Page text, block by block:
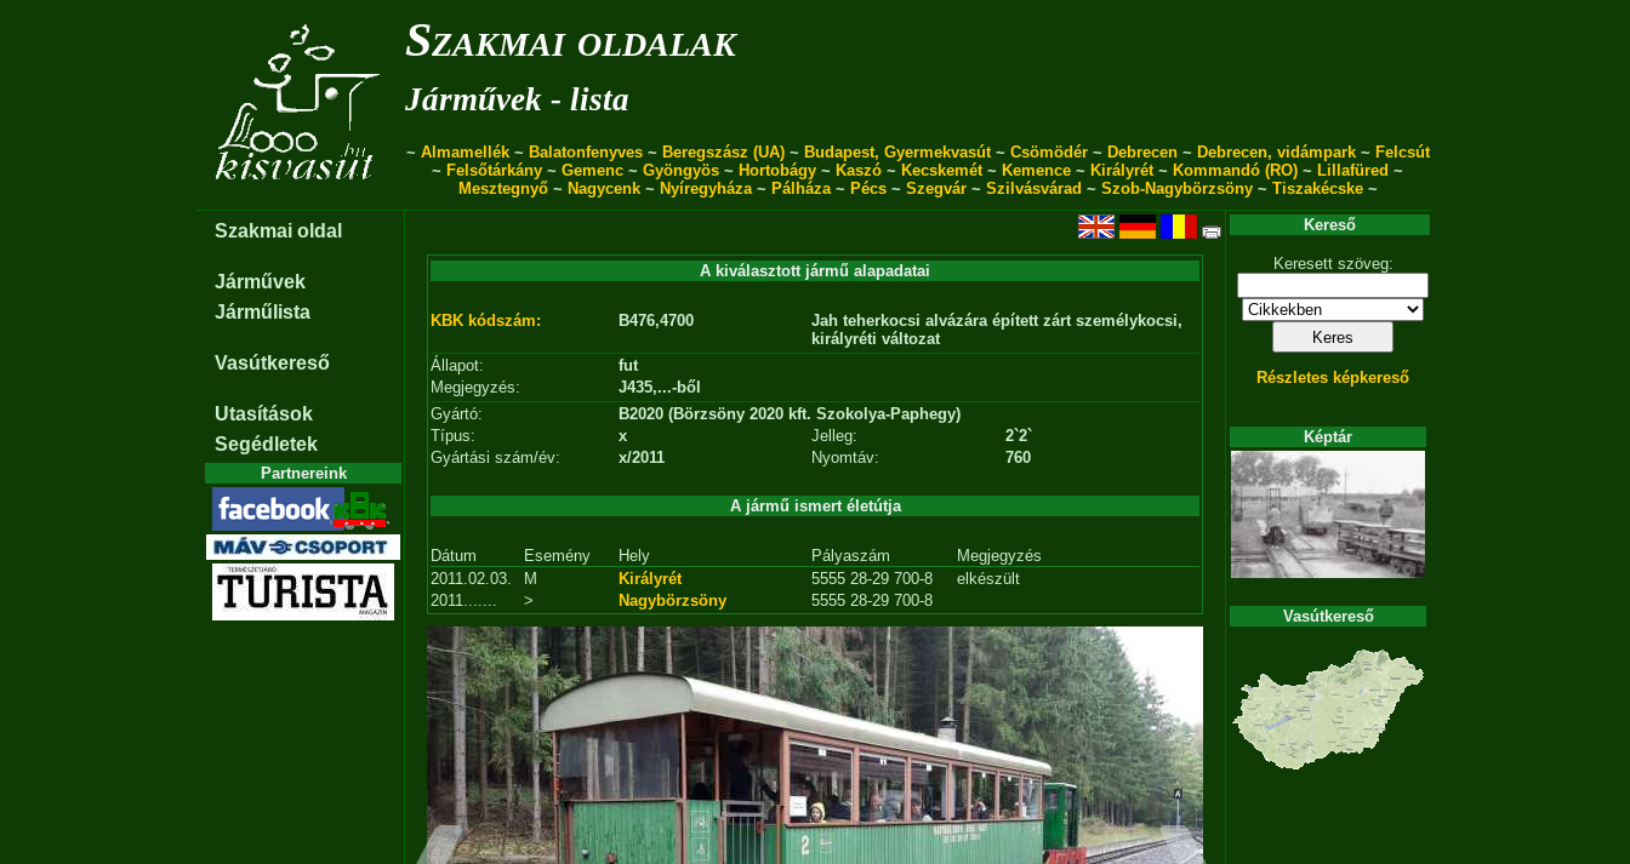
Szakmai oldalak
Járművek - lista
~ Almamellék~ Balatonfenyves~ Beregszász (UA)~ Budapest, Gyermekvasút~ Csömödér~ Debrecen~ Debrecen, vidámpark~ Felcsút
~ Felsőtárkány ~ Gemenc ~ Gyöngyös ~ Hortobágy ~ Kaszó ~ Kecskemét~ Kemence ~ Királyrét~ Kommandó (RO) ~ Lillafüred ~
Mesztegnyő~ Nagycenk~ Nyíregyháza~ Pálháza~ Pécs~ Szegvár~ Szilvásvárad ~ Szob-Nagybörzsöny~ Tiszakécske~
Szakmai oldal
Járművek
Járműlista
Vasútkereső
Utasítások
Segédletek
Partnereink
A kiválasztott jármű alapadatai
KBK kódszám: B476,4700
Jah teherkocsi alvázára épített zárt személykocsi,
királyréti változat
Állapot:
fut
Megjegyzés:
J435,...-ből
Gyártó:
B2020 (Börzsöny 2020 kft. Szokolya-Paphegy)
Típus:
x Jelleg:
2`2`
Gyártási szám/év:
x/2011 Nyomtáv: 760
A jármű ismert életútja
Dátum Esemény Hely Pályaszám
Megjegyzés
2011.02.03.
M Királyrét 5555 28-29 700-8
elkészült
2011.......
> Nagybörzsöny 5555 28-29 700-8
Kereső
Keresett szöveg:
Részletes képkereső
Képtár
Vasútkereső